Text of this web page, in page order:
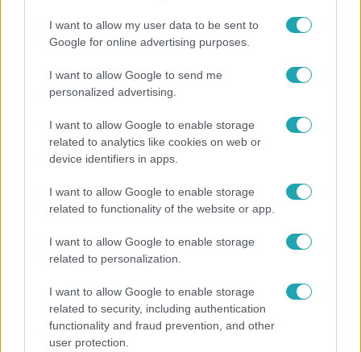
I want to allow my user data to be sent to
Google for online advertising purposes.
I want to allow Google to send me
personalized advertising.
I want to allow Google to enable storage
related to analytics like cookies on web or
device identifiers in apps.
I want to allow Google to enable storage
related to functionality of the website or app.
I want to allow Google to enable storage
related to personalization.
I want to allow Google to enable storage
related to security, including authentication
functionality and fraud prevention, and other
user protection.
„Attól féltem, nem fogja túlélni” – megrázó
vallomást tett Nyári Dia a kislánya műtétjéről